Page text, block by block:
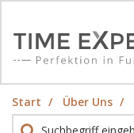
Start Über Uns